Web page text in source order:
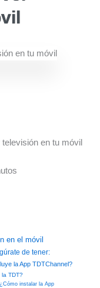
en tu móvil
en el móvil
de tener:
la App TDTChannel?
la TDT?
¿Cómo instalar la App